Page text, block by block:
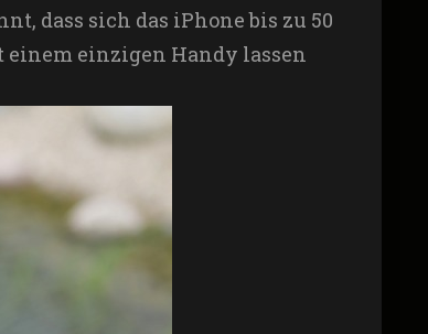
dass sich das iPhone bis zu 50
einem einzigen Handy lassen